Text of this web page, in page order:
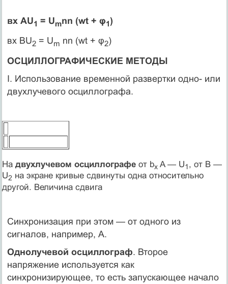
вх АU1 = Umnn (wt + φ1)
вх BU2= Um nn (wt + φ2)
ОСЦИЛЛОГРАФИЧЕСКИЕ МЕТОДЫ
I. Использование временной развертки одно- или
двухлучевого осциллографа.
На двухлучевом осциллографеот bxA — U1, от B —
U2 на экране кривые сдвинуты одна относительно
другой. Величина сдвига
Синхронизация при этом — от одного из
сигналов, например, А.
Однолучевой осциллограф. Второе
напряжение используется как
синхронизирующее, то есть запускающее начало